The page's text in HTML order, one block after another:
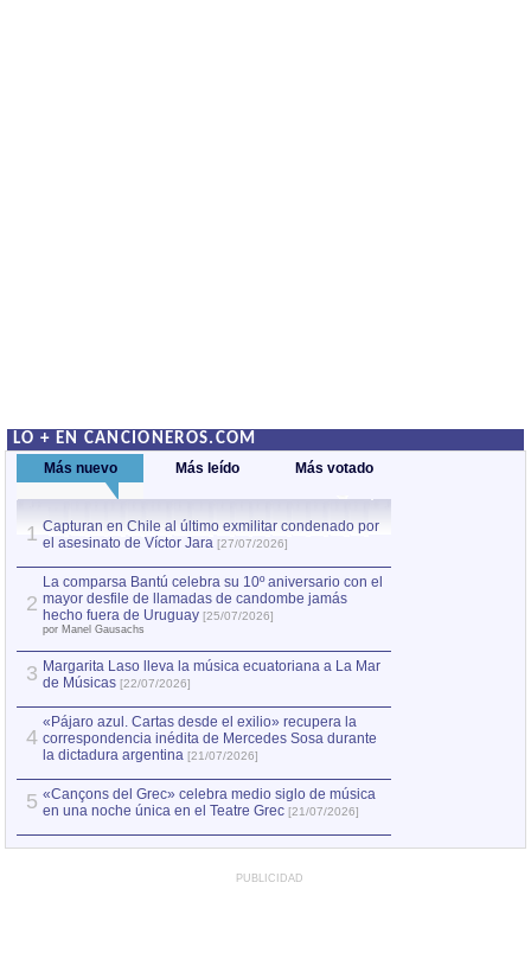
LO + EN CANCIONEROS.COM
Más nuevo Más leído Más votado
1 Capturan en Chile al último exmilitar condenado por
el asesinato de Víctor Jara [27/07/2026]
2
La comparsa Bantú celebra su 10º aniversario con el
mayor desfile de llamadas de candombe jamás
hecho fuera de Uruguay [25/07/2026]
por Manel Gausachs
3 Margarita Laso lleva la música ecuatoriana a La Mar
de Músicas [22/07/2026]
4
«Pájaro azul. Cartas desde el exilio» recupera la
correspondencia inédita de Mercedes Sosa durante
la dictadura argentina [21/07/2026]
5 «Cançons del Grec» celebra medio siglo de música
en una noche única en el Teatre Grec [21/07/2026]
PUBLICIDAD